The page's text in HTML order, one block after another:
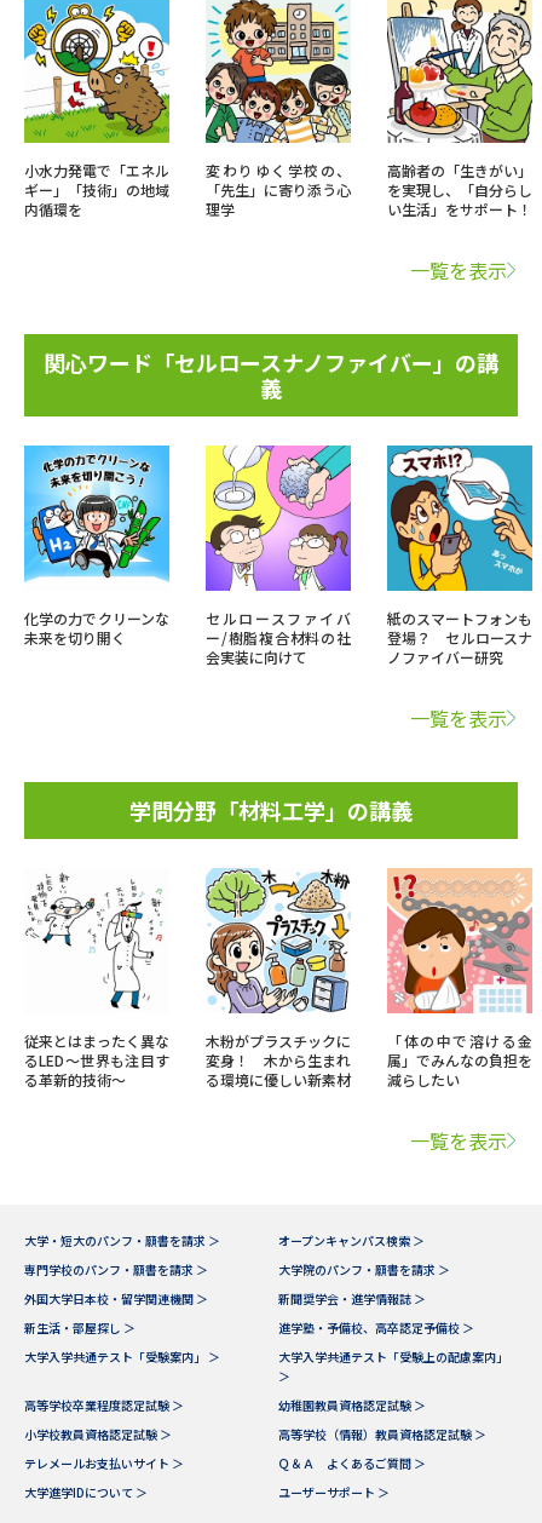
小水力発電で「エネル
ギー」「技術」の地域
内循環を
変わりゆく学校の、
「先生」に寄り添う心
理学
高齢者の「生きがい」
を実現し、「自分らし
い生活」をサポート！
一覧を表示
関心ワード「セルロースナノファイバー」の講
義
化学の力でクリーンな
未来を切り開く
セルロースファイバ
ー/樹脂複合材料の社
会実装に向けて
紙のスマートフォンも
登場？ セルロースナ
ノファイバー研究
一覧を表示
学問分野「材料工学」の講義
従来とはまったく異な
るLED～世界も注目す
る革新的技術～
木粉がプラスチックに
変身！ 木から生まれ
る環境に優しい新素材
「体の中で溶ける金
属」でみんなの負担を
減らしたい
一覧を表示
大学・短大のパンフ・願書を請求 ＞
オープンキャンパス検索 ＞
専門学校のパンフ・願書を請求 ＞
大学院のパンフ・願書を請求 ＞
外国大学日本校・留学関連機関 ＞
新聞奨学会・進学情報誌 ＞
新生活・部屋探し ＞
進学塾・予備校、高卒認定予備校 ＞
大学入学共通テスト「受験案内」 ＞
大学入学共通テスト「受験上の配慮案内」
＞
高等学校卒業程度認定試験 ＞
幼稚園教員資格認定試験 ＞
小学校教員資格認定試験 ＞
高等学校（情報）教員資格認定試験 ＞
テレメールお支払いサイト ＞
Ｑ＆Ａ よくあるご質問 ＞
大学進学IDについて ＞
ユーザーサポート ＞